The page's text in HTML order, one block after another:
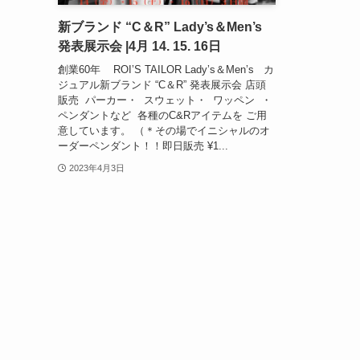
新ブランド “C＆R” Lady’s＆Men’s
発表展示会 |4月 14. 15. 16日
創業60年 ROI’S TAILOR Lady’s＆Men’s カ
ジュアル新ブランド “C＆R” 発表展示会 店頭
販売 パーカー・ スウェット・ ワッペン ・
ペンダントなど 各種のC&Rアイテムを ご用
意しています。 （＊その場でイニシャルのオ
ーダーペンダント！！即日販売 ¥1...
2023年4月3日